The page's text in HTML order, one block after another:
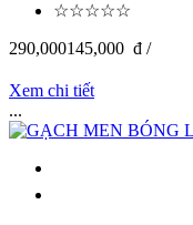
☆☆☆☆☆
290,000145,000 đ /
Xem chi tiết
...